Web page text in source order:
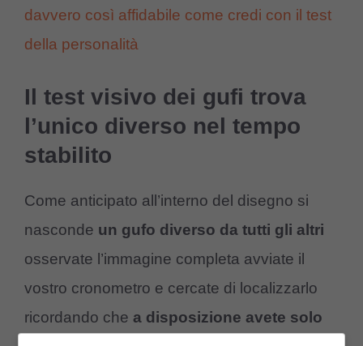
davvero così affidabile come credi con il test
della personalità
Il test visivo dei gufi trova
l’unico diverso nel tempo
stabilito
Come anticipato all’interno del disegno si
nasconde un gufo diverso da tutti gli altri
osservate l’immagine completa avviate il
vostro cronometro e cercate di localizzarlo
ricordando che a disposizione avete solo